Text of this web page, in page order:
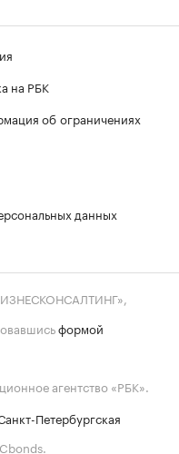
на РБК
об ограничениях
данных
формой
агентство «РБК».
Петербургская